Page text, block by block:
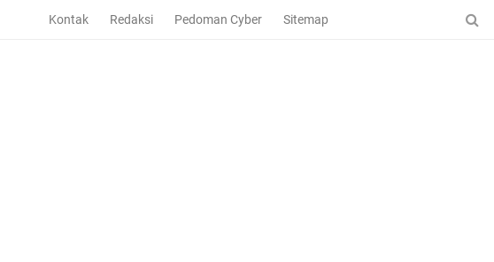
Kontak Redaksi Pedoman Cyber Sitemap